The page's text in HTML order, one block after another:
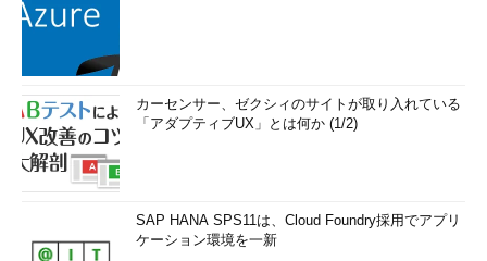
カーセンサー、ゼクシィのサイトが取り入れている
「アダプティブUX」とは何か (1/2)
SAP HANA SPS11は、Cloud Foundry採用でアプリ
ケーション環境を一新